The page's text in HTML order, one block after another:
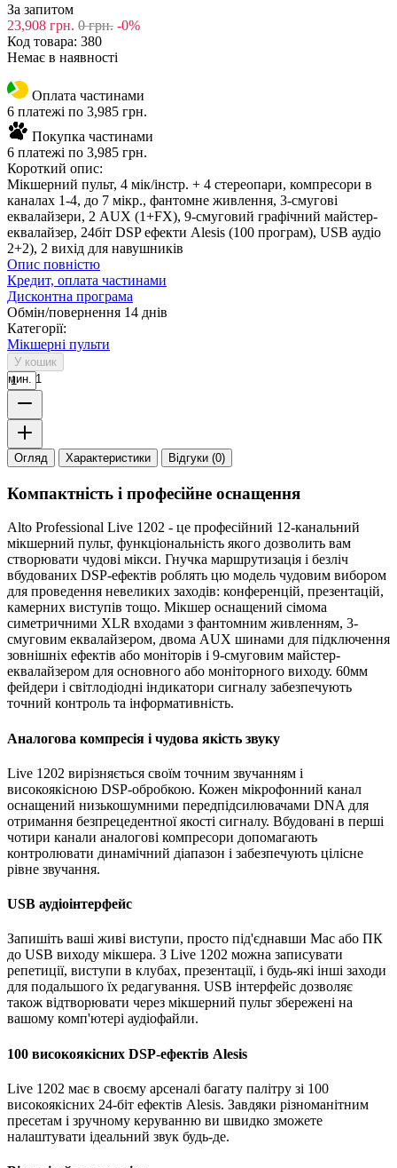
За запитом
23,908 грн. 0 грн. -0%
Код товара: 380
Немає в наявності
Оплата частинами
6 платежі по 3,985 грн.
Покупка частинами
6 платежі по 3,985 грн.
Короткий опис:
Мікшерний пульт, 4 мік/інстр. + 4 стереопари, компресори в
каналах 1-4, до 7 мікр., фантомне живлення, 3-смугові
еквалайзери, 2 AUX (1+FX), 9-смуговий графічний майстер-
еквалайзер, 24біт DSP ефекти Alesis (100 програм), USB аудіо
2+2), 2 вихід для навушників
Опис повністю
Кредит, оплата частинами
Дисконтна програма
Обмін/повернення 14 днів
Категорії:
Мікшерні пульти
У кошик
мин. 1
Огляд Характеристики Відгуки (0)
Компактність і професійне оснащення
Alto Professional Live 1202 - це професійний 12-канальний
мікшерний пульт, функціональність якого дозволить вам
створювати чудові мікси. Гнучка маршрутизація і безліч
вбудованих DSP-ефектів роблять цю модель чудовим вибором
для проведення невеликих заходів: конференцій, презентацій,
камерних виступів тощо. Мікшер оснащений сімома
симетричними XLR входами з фантомним живленням, 3-
смуговим еквалайзером, двома AUX шинами для підключення
зовнішніх ефектів або моніторів і 9-смуговим майстер-
еквалайзером для основного або моніторного виходу. 60мм
фейдери і світлодіодні індикатори сигналу забезпечують
точний контроль та інформативність.
Аналогова компресія і чудова якість звуку
Live 1202 вирізняється своїм точним звучанням і
високоякісною DSP-обробкою. Кожен мікрофонний канал
оснащений низькошумними передпідсилювачами DNA для
отримання безпрецедентної якості сигналу. Вбудовані в перші
чотири канали аналогові компресори допомагають
контролювати динамічний діапазон і забезпечують цілісне
рівне звучання.
USB аудіоінтерфейс
Запишіть ваші живі виступи, просто під'єднавши Mac або ПК
до USB виходу мікшера. З Live 1202 можна записувати
репетиції, виступи в клубах, презентації, і будь-які інші заходи
для подальшого їх редагування. USB інтерфейс дозволяє
також відтворювати через мікшерний пульт збережені на
вашому комп'ютері аудіофайли.
100 високоякісних DSP-ефектів Alesis
Live 1202 має в своєму арсеналі багату палітру зі 100
високоякісних 24-біт ефектів Alesis. Завдяки різноманітним
пресетам і зручному керуванню ви швидко зможете
налаштувати ідеальний звук будь-де.